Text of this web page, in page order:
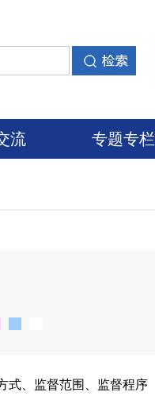
流 专题专栏
式、监督范围、监督程序